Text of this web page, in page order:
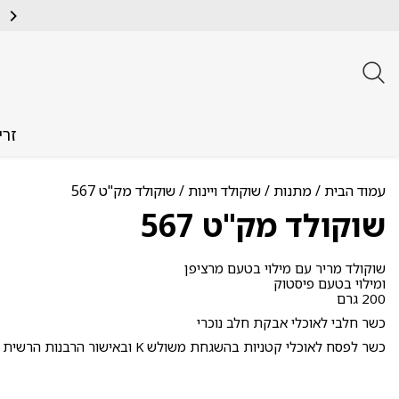
עמוד הבית /מתנות /שוקולד ויינות / שוקולד מק"ט 567
שוקולד מק"ט 567
שוקולד מריר עם מילוי בטעם מרציפן
ומילוי בטעם פיסטוק
200 גרם
כשר חלבי לאוכלי אבקת חלב נוכרי
כשר לפסח לאוכלי קטניות בהשגחת משולש K ובאישור הרבנות הרשית לישראל